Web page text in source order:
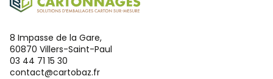
8 Impasse de la Gare,
60870 Villers-Saint-Paul
03 44 71 15 30
contact@cartobaz.fr